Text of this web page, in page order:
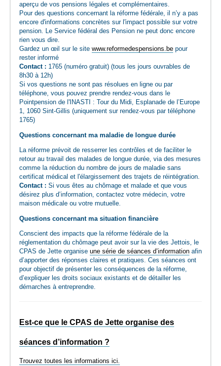
aperçu de vos pensions légales et complémentaires.
Pour des questions concernant la réforme fédérale, il n’y a pas
encore d'informations concrètes sur l'impact possible sur votre
pension. Le Service fédéral des Pension ne peut donc encore
rien vous dire.
Gardez un œil sur le site www.reformedespensions.bepour
rester informé
Contact : 1765 (numéro gratuit) (tous les jours ouvrables de
8h30 à 12h)
Si vos questions ne sont pas résolues en ligne ou par
téléphone, vous pouvez prendre rendez-vous dans le
Pointpension de l'INASTI : Tour du Midi, Esplanade de l’Europe
1, 1060 Sint-Gillis (uniquement sur rendez-vous par téléphone
1765)
Questions concernant ma maladie de longue durée
La réforme prévoit de resserrer les contrôles et de faciliter le
retour au travail des malades de longue durée, via des mesures
comme la réduction du nombre de jours de maladie sans
certificat médical et l'élargissement des trajets de réintégration.
Contact : Si vous êtes au chômage et malade et que vous
désirez plus d’information, contactez votre médecin, votre
maison médicale ou votre mutuelle.
Questions concernant ma situation financière
Conscient des impacts que la réforme fédérale de la
réglementation du chômage peut avoir sur la vie des Jettois, le
CPAS de Jette organise une série de séances d’informationafin
d’apporter des réponses claires et pratiques. Ces séances ont
pour objectif de présenter les conséquences de la réforme,
d’expliquer les droits sociaux existants et de détailler les
démarches à entreprendre.
Est-ce que le CPAS de Jette organise des
séances d’information ?
Trouvez toutes les informations ici.